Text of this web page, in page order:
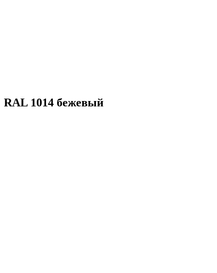
RAL 1014 бежевый